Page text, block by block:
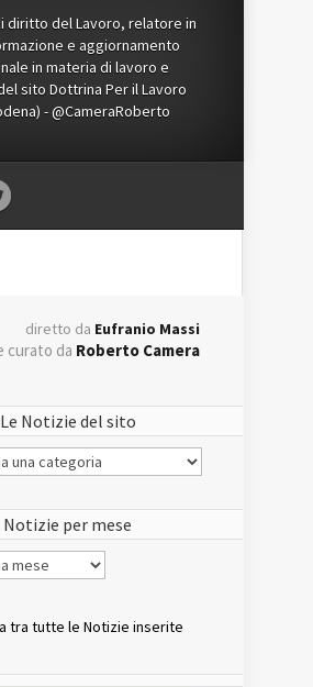
diritto del Lavoro, relatore in
e aggiornamento
in materia di lavoro e
sito Dottrina Per il Lavoro
- @CameraRoberto
diretto da Eufranio Massi
curato da Roberto Camera
Le Notizie del sito
Notizie per mese
tra tutte le Notizie inserite